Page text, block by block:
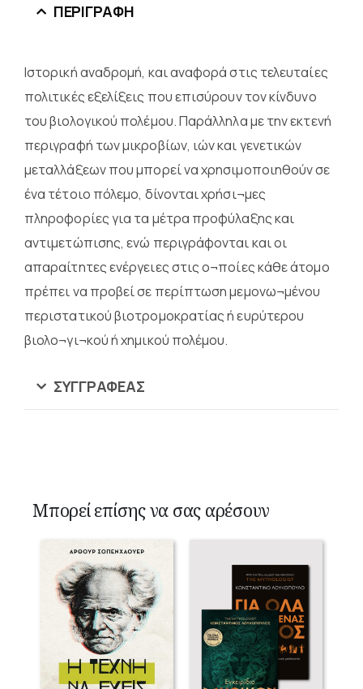
ΠΕΡΙΓΡΑΦΉ
Ιστορική αναδρομή, και αναφορά στις τελευταίες
πολιτικές εξελίξεις που επισύρουν τον κίνδυνο
του βιολογικού πολέμου. Παράλληλα με την εκτενή
περιγραφή των μικροβίων, ιών και γενετικών
μεταλλάξεων που μπορεί να χρησιμοποιηθούν σε
ένα τέτοιο πόλεμο, δίνονται χρήσι¬μες
πληροφορίες για τα μέτρα προφύλαξης και
αντιμετώπισης, ενώ περιγράφονται και οι
απαραίτητες ενέργειες στις ο¬ποίες κάθε άτομο
πρέπει να προβεί σε περίπτωση μεμονω¬μένου
περιστατικού βιοτρομοκρατίας ή ευρύτερου
βιολο¬γι¬κού ή χημικού πολέμου.
ΣΥΓΓΡΑΦΈΑΣ
Μπορεί επίσης να σας αρέσουν